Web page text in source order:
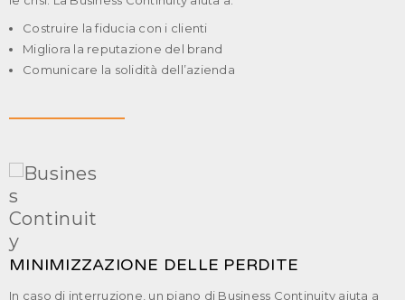
Costruire la fiducia con i clienti
Migliora la reputazione del brand
Comunicare la solidità dell’azienda
MINIMIZZAZIONE DELLE PERDITE
In caso di interruzione, un piano di Business Continuity aiuta a